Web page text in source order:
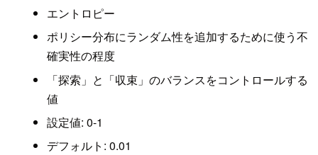
エントロピー
ポリシー分布にランダム性を追加するために使う不
確実性の程度
「探索」と「収束」のバランスをコントロールする
値
設定値: 0-1
デフォルト: 0.01